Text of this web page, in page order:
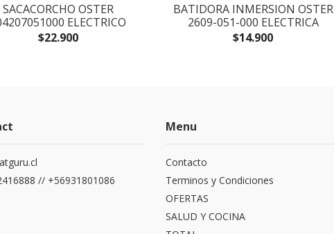
SACACORCHO OSTER
ELECTRICO
$22.900
BATIDORA INMERSION OSTER
2609-051-000 ELECTRICA
$14.900
// +56931801086
Menu
Contacto
Terminos y Condiciones
OFERTAS
SALUD Y COCINA